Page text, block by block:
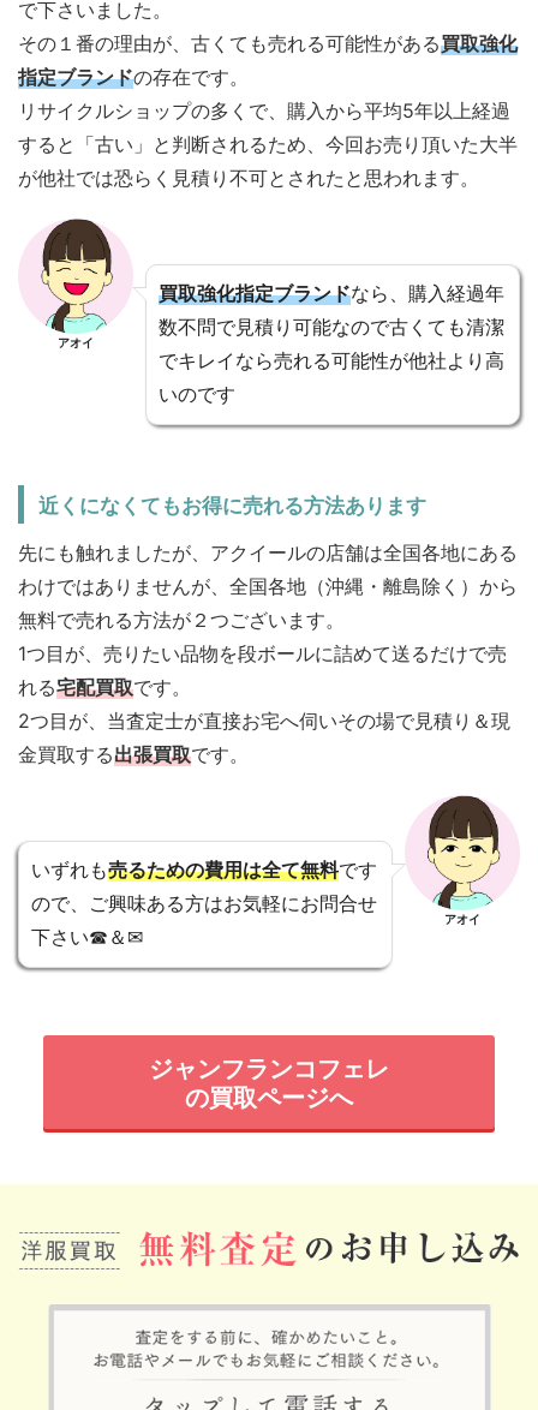
で下さいました。
その１番の理由が、古くても売れる可能性がある買取強化
指定ブランドの存在です。
リサイクルショップの多くで、購入から平均5年以上経過
すると「古い」と判断されるため、今回お売り頂いた大半
が他社では恐らく見積り不可とされたと思われます。
アオイ
買取強化指定ブランドなら、購入経過年
数不問で見積り可能なので古くても清潔
でキレイなら売れる可能性が他社より高
いのです
近くになくてもお得に売れる方法あります
先にも触れましたが、アクイールの店舗は全国各地にある
わけではありませんが、全国各地（沖縄・離島除く）から
無料で売れる方法が２つございます。
1つ目が、売りたい品物を段ボールに詰めて送るだけで売
れる宅配買取です。
2つ目が、当査定士が直接お宅へ伺いその場で見積り＆現
金買取する出張買取です。
いずれも売るための費用は全て無料です
ので、ご興味ある方はお気軽にお問合せ
下さい☎＆✉
アオイ
ジャンフランコフェレ
の買取ページへ